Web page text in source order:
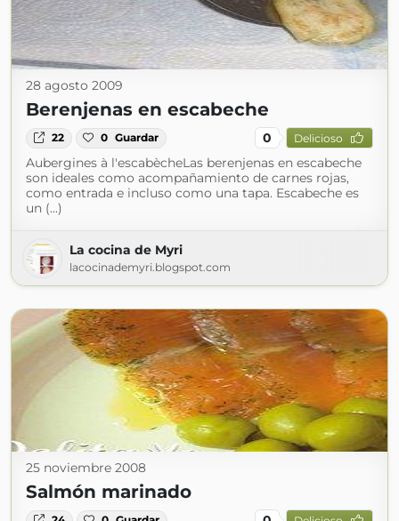
28 agosto 2009
Berenjenas en escabeche
22 0 Guardar 0 Delicioso
Aubergines à l'escabècheLas berenjenas en escabeche
son ideales como acompañamiento de carnes rojas,
como entrada e incluso como una tapa. Escabeche es
un (...)
La cocina de Myri
lacocinademyri.blogspot.com
25 noviembre 2008
Salmón marinado